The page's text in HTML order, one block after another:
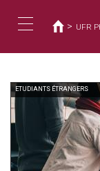
contenu
êtes
ici
> UFR
ETUDIANTS ÉTRANGERS